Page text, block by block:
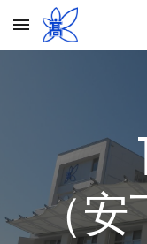
Skip to main content
（安